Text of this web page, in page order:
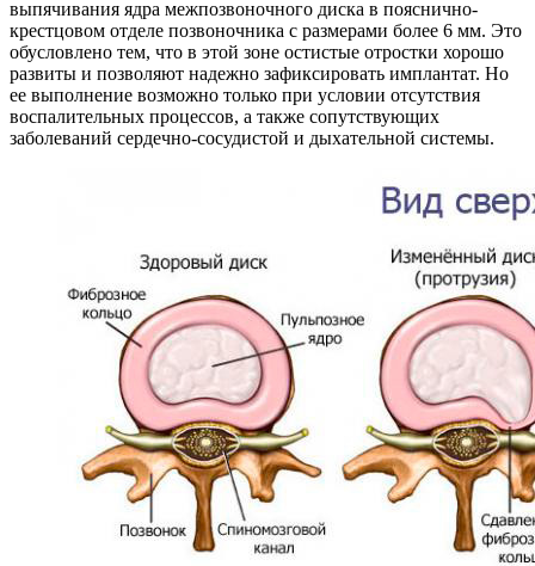
выпячивания ядра межпозвоночного диска в пояснично-
крестцовом отделе позвоночника с размерами более 6 мм. Это
обусловлено тем, что в этой зоне остистые отростки хорошо
развиты и позволяют надежно зафиксировать имплантат. Но
ее выполнение возможно только при условии отсутствия
воспалительных процессов, а также сопутствующих
заболеваний сердечно-сосудистой и дыхательной системы.